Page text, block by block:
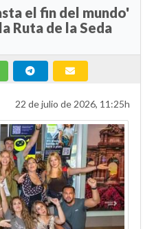
el fin del mundo'
Ruta de la Seda
22 de julio de 2026, 11:25h